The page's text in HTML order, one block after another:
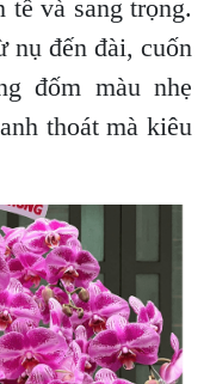
tế và sang trọng.
nụ đến đài, cuốn
đốm màu nhẹ
thoát mà kiêu